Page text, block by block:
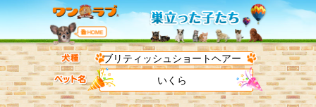
ブリティッシュショートヘアー
いくら